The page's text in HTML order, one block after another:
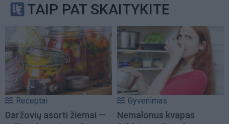
TAIP PAT SKAITYKITE
Receptai
Daržovių asorti žiemai —
Gyvenimas
Nemalonus kvapas